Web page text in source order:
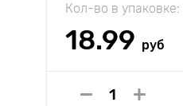
Кол-во в упаковке:
18.99 руб